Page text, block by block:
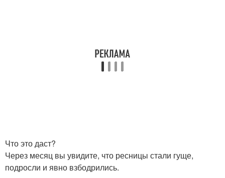
Что это даст?
Через месяц вы увидите, что ресницы стали гуще,
подросли и явно взбодрились.